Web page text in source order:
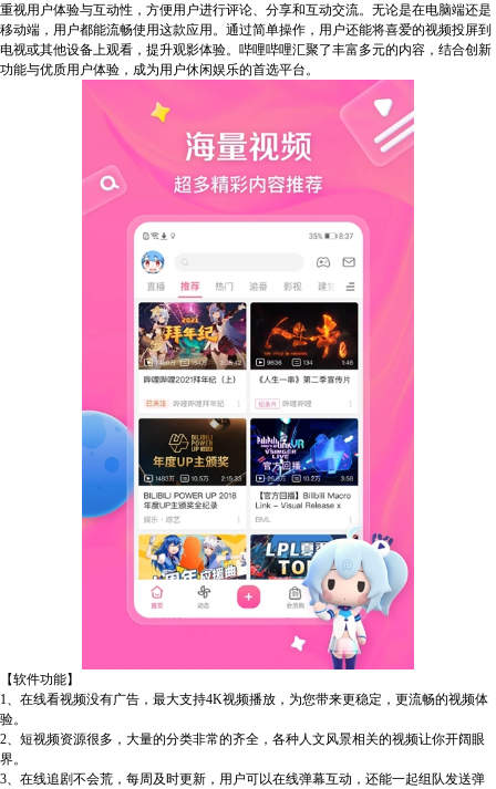
重视用户体验与互动性，方便用户进行评论、分享和互动交流。无论是在电脑端还是
移动端，用户都能流畅使用这款应用。通过简单操作，用户还能将喜爱的视频投屏到
电视或其他设备上观看，提升观影体验。哔哩哔哩汇聚了丰富多元的内容，结合创新
功能与优质用户体验，成为用户休闲娱乐的首选平台。
【软件功能】
1、在线看视频没有广告，最大支持4K视频播放，为您带来更稳定，更流畅的视频体
验。
2、短视频资源很多，大量的分类非常的齐全，各种人文风景相关的视频让你开阔眼
界。
3、在线追剧不会荒，每周及时更新，用户可以在线弹幕互动，还能一起组队发送弹